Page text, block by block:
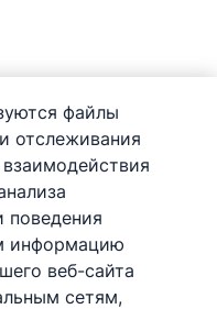
файлы
отслеживания
поведения
информацию
веб-сайта
сетям,